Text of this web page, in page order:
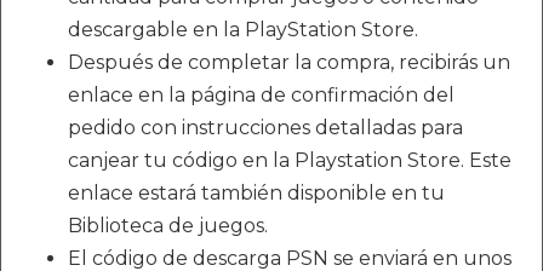
descargable en la PlayStation Store.
Después de completar la compra, recibirás un
enlace en la página de confirmación del
pedido con instrucciones detalladas para
canjear tu código en la Playstation Store. Este
enlace estará también disponible en tu
Biblioteca de juegos.
El código de descarga PSN se enviará en unos